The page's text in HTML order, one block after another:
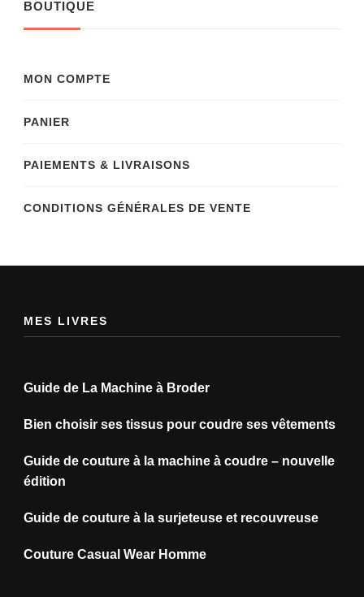
BOUTIQUE
MON COMPTE
PANIER
PAIEMENTS & LIVRAISONS
CONDITIONS GÉNÉRALES DE VENTE
MES LIVRES
Guide de La Machine à Broder
Bien choisir ses tissus pour coudre ses vêtements
Guide de couture à la machine à coudre – nouvelle
édition
Guide de couture à la surjeteuse et recouvreuse
Couture Casual Wear Homme